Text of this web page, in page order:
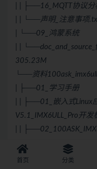
| | ├──16_MQTT协议
| | └──声明_注意事项
| └──09_鸿蒙系统
| |
305.23M
└──资料
| ├──01_学习手册
| | ├──01_嵌入式Linux
V5.1_IMX6ULL_Pro开
| |
1.09M
| | ├──03_i.MX.6ULL裸
首页 分类